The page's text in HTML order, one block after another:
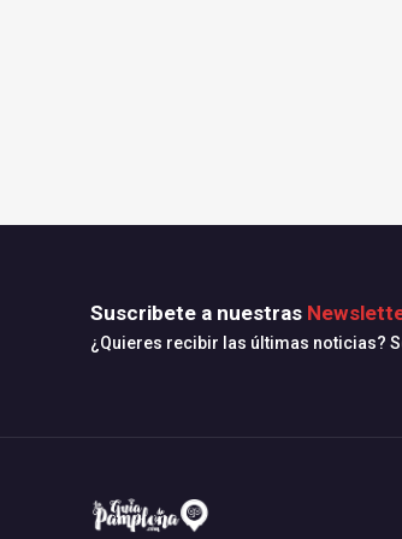
Suscribete a nuestras
¿Quieres recibir las últimas noticias?